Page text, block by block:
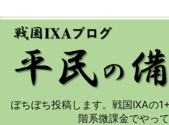
ぼちぼち投稿します。戦国IXAの
階系微課金でやっ